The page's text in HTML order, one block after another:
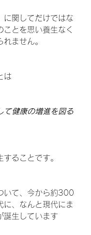
に関してだけではな
ことを思い養生なく
れません。
は
て健康の増進を図る
ることです。
いて、今から約300
に、なんと現代にま
誕生しています